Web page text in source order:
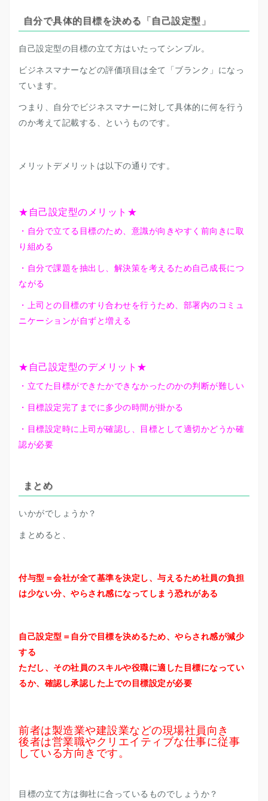
自分で具体的目標を決める「自己設定型」
自己設定型の目標の立て方はいたってシンプル。
ビジネスマナーなどの評価項目は全て「ブランク」になっ
ています。
つまり、自分でビジネスマナーに対して具体的に何を行う
のか考えて記載する、というものです。
メリットデメリットは以下の通りです。
★自己設定型のメリット★
・自分で立てる目標のため、意識が向きやすく前向きに取
り組める
・自分で課題を抽出し、解決策を考えるため自己成長につ
ながる
・上司との目標のすり合わせを行うため、部署内のコミュ
ニケーションが自ずと増える
★自己設定型のデメリット★
・立てた目標ができたかできなかったのかの判断が難しい
・目標設定完了までに多少の時間が掛かる
・目標設定時に上司が確認し、目標として適切かどうか確
認が必要
まとめ
いかがでしょうか？
まとめると、
付与型＝会社が全て基準を決定し、与えるため社員の負担
は少ない分、やらされ感になってしまう恐れがある
自己設定型＝自分で目標を決めるため、やらされ感が減少
する
ただし、その社員のスキルや役職に適した目標になってい
るか、確認し承認した上での目標設定が必要
前者は製造業や建設業などの現場社員向き
後者は営業職やクリエイティブな仕事に従事
している方向きです。
目標の立て方は御社に合っているものでしょうか？